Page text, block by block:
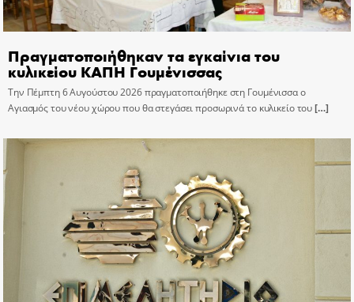
Πραγματοποιήθηκαν τα εγκαίνια του
κυλικείου ΚΑΠΗ Γουμένισσας
Την Πέμπτη 6 Αυγούστου 2026 πραγματοποιήθηκε στη Γουμένισσα ο
Αγιασμός του νέου χώρου που θα στεγάσει προσωρινά το κυλικείο του[…]